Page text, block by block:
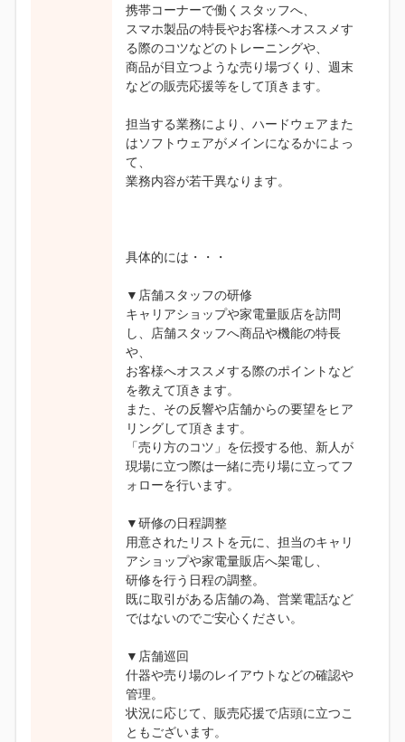
携帯コーナーで働くスタッフへ、
スマホ製品の特長やお客様へオススメす
る際のコツなどのトレーニングや、
商品が目立つような売り場づくり、週末
などの販売応援等をして頂きます。
担当する業務により、ハードウェアまた
はソフトウェアがメインになるかによっ
て、
業務内容が若干異なります。
具体的には・・・
▼店舗スタッフの研修
キャリアショップや家電量販店を訪問
し、店舗スタッフへ商品や機能の特長
や、
お客様へオススメする際のポイントなど
を教えて頂きます。
また、その反響や店舗からの要望をヒア
リングして頂きます。
「売り方のコツ」を伝授する他、新人が
現場に立つ際は一緒に売り場に立ってフ
ォローを行います。
▼研修の日程調整
用意されたリストを元に、担当のキャリ
アショップや家電量販店へ架電し、
研修を行う日程の調整。
既に取引がある店舗の為、営業電話など
ではないのでご安心ください。
▼店舗巡回
什器や売り場のレイアウトなどの確認や
管理。
状況に応じて、販売応援で店頭に立つこ
ともございます。